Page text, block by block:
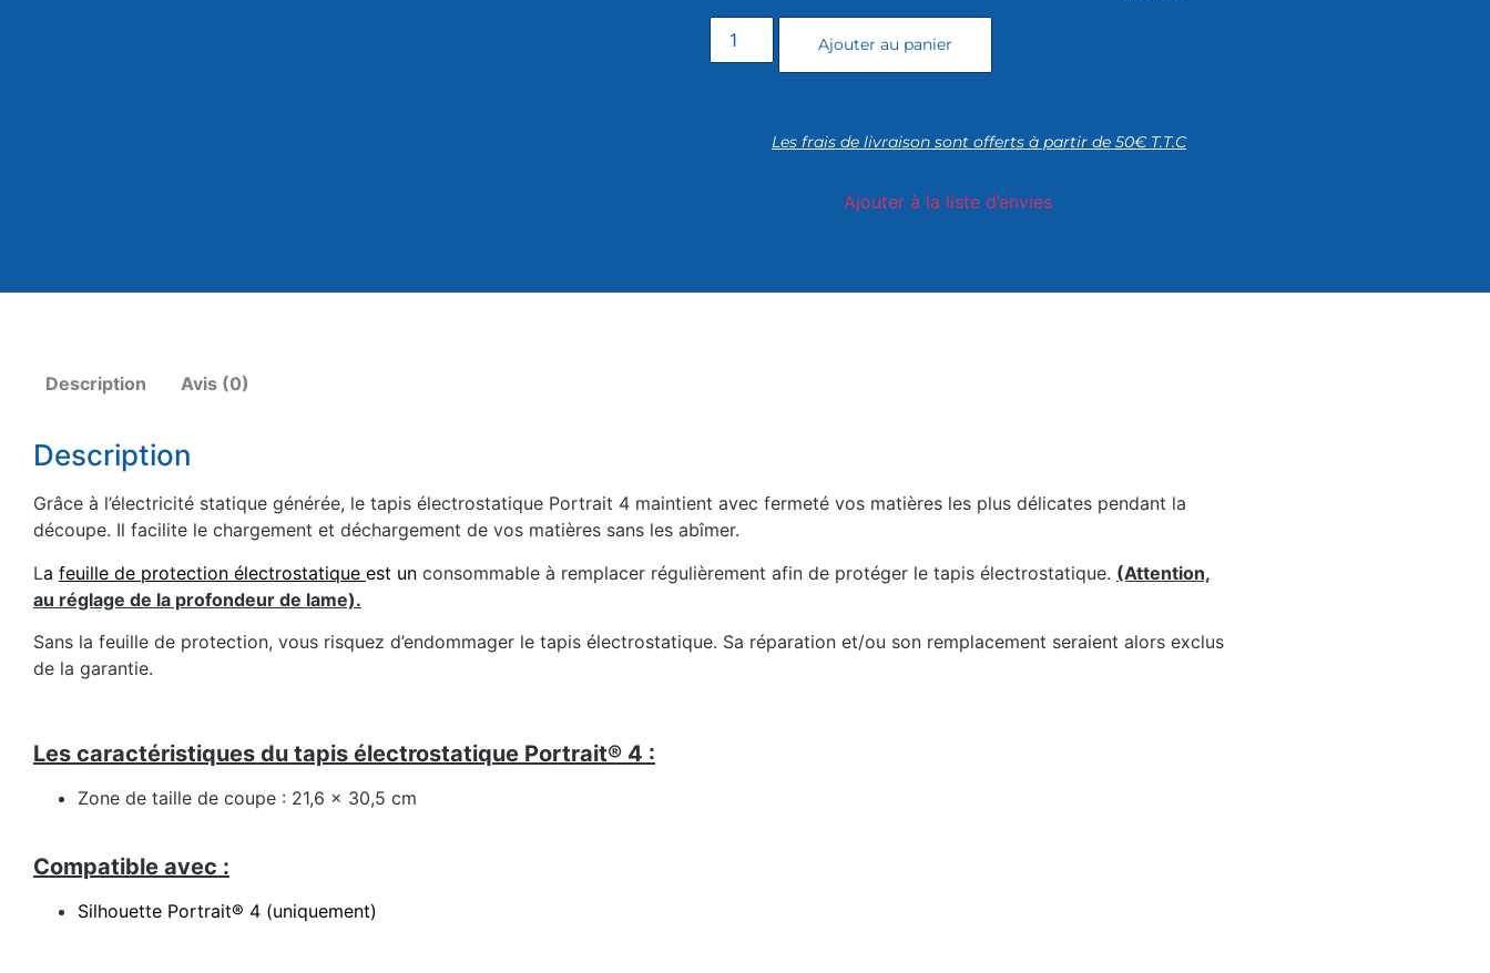
Ajouter au panier
Les frais de livraison sont offerts à partir de 50€ T.T.C
Ajouter à la liste d’envies
Description Avis (0)
Description
Grâce à l’électricité statique générée, le tapis électrostatique Portrait 4 maintient avec fermeté vos matières les plus délicates pendant la
découpe. Il facilite le chargement et déchargement de vos matières sans les abîmer.
La feuille de protection électrostatique est un consommable à remplacer régulièrement afin de protéger le tapis électrostatique. (Attention,
au réglage de la profondeur de lame).
Sans la feuille de protection, vous risquez d’endommager le tapis électrostatique. Sa réparation et/ou son remplacement seraient alors exclus
de la garantie.
Les caractéristiques du tapis électrostatique Portrait® 4 :
Zone de taille de coupe : 21,6 x 30,5 cm
Compatible avec :
Silhouette Portrait® 4 (uniquement)